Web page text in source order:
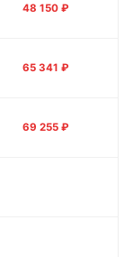
48 150 ₽
65 341 ₽
69 255 ₽